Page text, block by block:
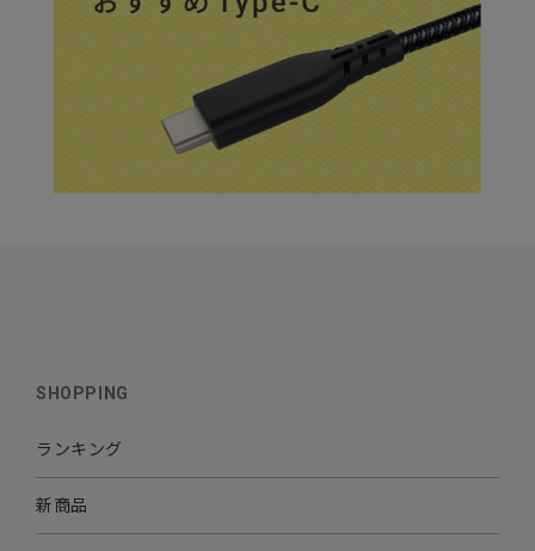
SHOPPING
ランキング
新商品